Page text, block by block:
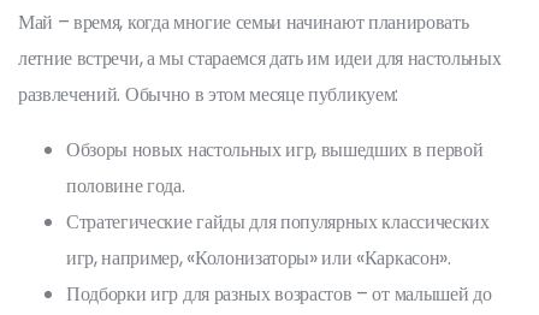
Май – время, когда многие семьи начинают планировать
летние встречи, а мы стараемся дать им идеи для настольных
развлечений. Обычно в этом месяце публикуем:
Обзоры новых настольных игр, вышедших в первой
половине года.
Стратегические гайды для популярных классических
игр, например, «Колонизаторы» или «Каркасон».
Подборки игр для разных возрастов – от малышей до